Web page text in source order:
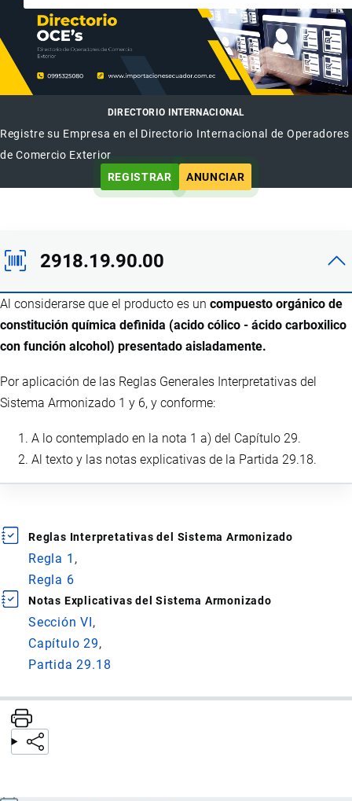
DIRECTORIO INTERNACIONAL
Registre su Empresa en el Directorio Internacional de Operadores
de Comercio Exterior
REGISTRAR
ANUNCIAR
2918.19.90.00
Al considerarse que el producto es un compuesto orgánico de
constitución química definida (acido cólico - ácido carboxilico
con función alcohol) presentado aisladamente.
Por aplicación de las Reglas Generales Interpretativas del
Sistema Armonizado 1 y 6, y conforme:
A lo contemplado en la nota 1 a) del Capítulo 29.
Al texto y las notas explicativas de la Partida 29.18.
Reglas Interpretativas del Sistema Armonizado
Regla 1
Regla 6
Notas Explicativas del Sistema Armonizado
Sección VI
Capítulo 29
Partida 29.18